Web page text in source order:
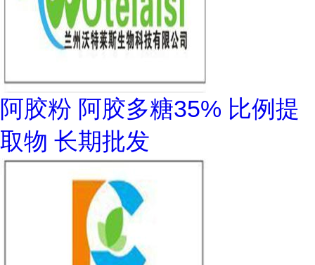
阿胶粉 阿胶多糖35% 比例提
取物 长期批发